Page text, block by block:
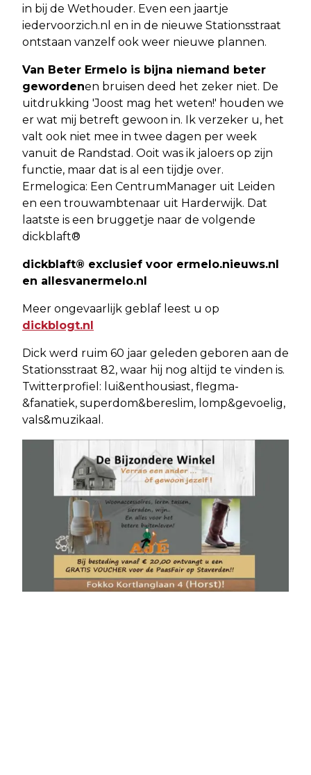
in bij de Wethouder. Even een jaartje
iedervoorzich.nl en in de nieuwe Stationsstraat
ontstaan vanzelf ook weer nieuwe plannen.
Van Beter Ermelo is bijna niemand beter
gewordenen bruisen deed het zeker niet. De
uitdrukking 'Joost mag het weten!' houden we
er wat mij betreft gewoon in. Ik verzeker u, het
valt ook niet mee in twee dagen per week
vanuit de Randstad. Ooit was ik jaloers op zijn
functie, maar dat is al een tijdje over.
Ermelogica: Een CentrumManager uit Leiden
en een trouwambtenaar uit Harderwijk. Dat
laatste is een bruggetje naar de volgende
dickblaft®
dickblaft® exclusief voor ermelo.nieuws.nl
en allesvanermelo.nl
Meer ongevaarlijk geblaf leest u op
dickblogt.nl
Dick werd ruim 60 jaar geleden geboren aan de
Stationsstraat 82, waar hij nog altijd te vinden is.
Twitterprofiel: lui&enthousiast, flegma-
&fanatiek, superdom&bereslim, lomp&gevoelig,
vals&muzikaal.